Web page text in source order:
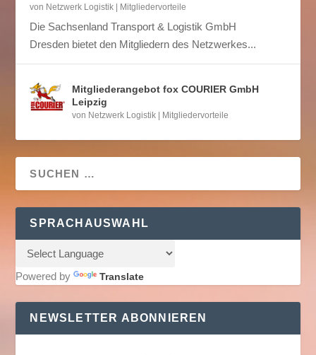
von Netzwerk Logistik | Mitgliedervorteile
Die Sachsenland Transport & Logistik GmbH
Dresden bietet den Mitgliedern des Netzwerkes...
Mitgliederangebot fox COURIER GmbH
Leipzig
von Netzwerk Logistik | Mitgliedervorteile
SPRACHAUSWAHL
Powered by Translate
NEWSLETTER ABONNIEREN